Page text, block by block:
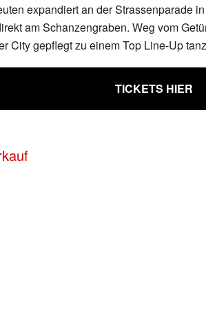
expandiert an der Strassenparade
am Schanzengraben. Weg vom
City gepflegt zu einem Top Line-Up
TICKETS HIER